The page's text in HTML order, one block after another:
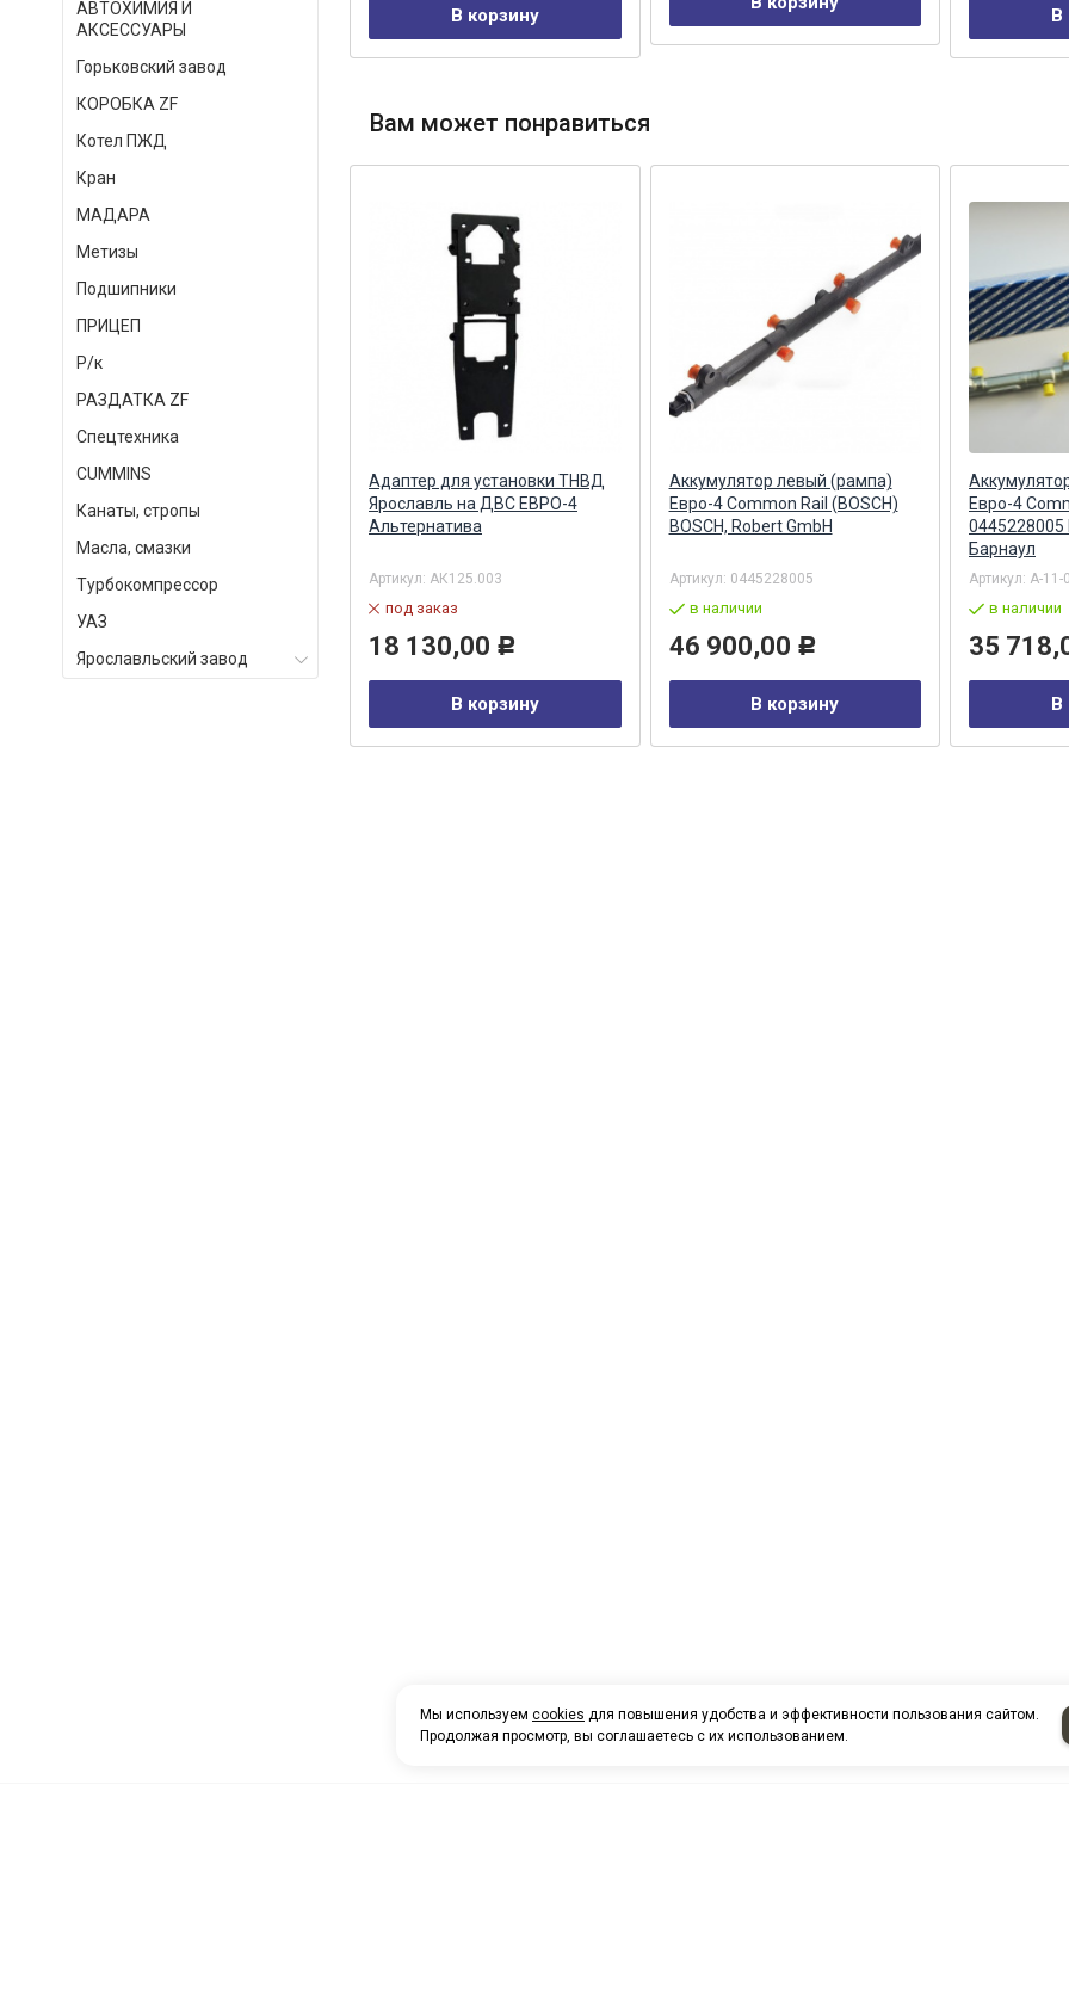
АВТОХИМИЯ И
АКСЕССУАРЫ
Горьковский завод
КОРОБКА ZF
Котел ПЖД
Кран
МАДАРА
Метизы
Подшипники
ПРИЦЕП
Р/к
РАЗДАТКА ZF
Спецтехника
СUMMINS
Канаты, стропы
Масла, смазки
Турбокомпрессор
УАЗ
Ярославльский завод
В корзину В корзину В
Вам может понравиться
Аккумулятор правый (рампа)
Евро-4 Common Rail АЗПИ (ан.
0445228006 BOSCH) АЗПИ ОАО,
Барнаул
Артикул:А-11-003-00-00-00
29 464,00
Адаптер для установки ТНВД
Ярославль на ДВС ЕВРО-4
Альтернатива
Артикул: АК125.003
под заказ
18 130,00 Р
В корзину
Аккумулятор левый (рампа)
Евро-4 Common Rail (BOSCH)
BOSCH, Robert GmbH
Артикул: 0445228005
в наличии
46 900,00 Р
В корзину
Евро-4
Барнаул
Артикул: А-11-
в наличии
35
В
Мы используем cookies для повышения удобства и эффективности пользования сайтом.
Продолжая просмотр, вы соглашаетесь с их использованием.